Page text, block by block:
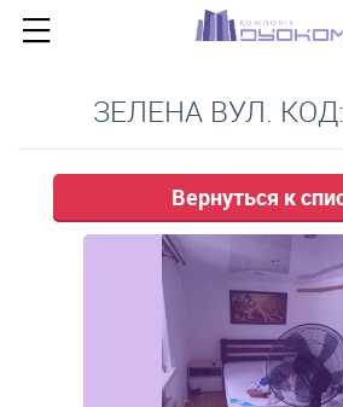
ЗЕЛЕНА ВУЛ.
Вернуться к